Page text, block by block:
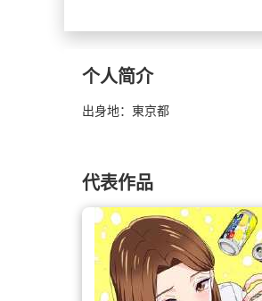
个人简介
出身地：東京都
代表作品